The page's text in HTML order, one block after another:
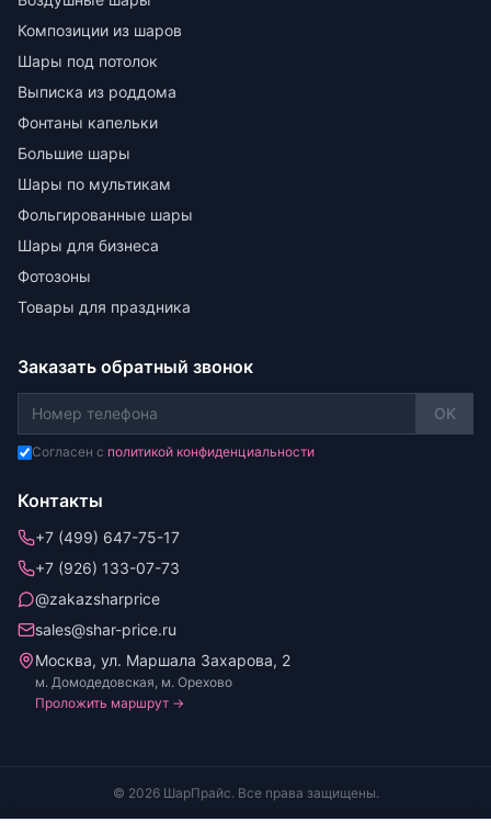
Композиции из шаров
Шары под потолок
Выписка из роддома
Фонтаны капельки
Большие шары
Шары по мультикам
Фольгированные шары
Шары для бизнеса
Фотозоны
Товары для праздника
Заказать обратный звонок
OK
Согласен с политикой конфиденциальности
Контакты
+7 (499) 647-75-17
+7 (926) 133-07-73
@zakazsharprice
sales@shar-price.ru
Москва, ул. Маршала Захарова, 2
м. Домодедовская, м. Орехово
Проложить маршрут →
© 2026 ШарПрайс. Все права защищены.